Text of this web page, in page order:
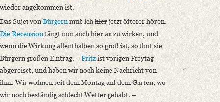
wieder angekommen ist. –
Das Sujet vonBürgernmuß ichhierjetzt öfterer hören.
Die Recensionfängt nun auch hier an zu wirken, und
wenn die Wirkung allenthalben so groß ist, so thut sie
Bürgern großen Eintrag. –Fritzist vorigen Freytag
abgereiset, und haben wir noch keine Nachricht von
ihm. Wir wohnen seit dem Montag auf dem Garten, wo
wir noch beständig schlecht Wetter gehabt. –